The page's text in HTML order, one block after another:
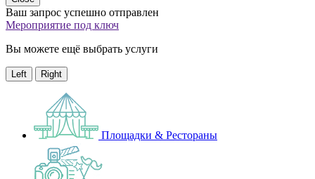
Ваш запрос успешно отправлен
Мероприятие под ключ
Вы можете ещё выбрать услуги
Left Right
Площадки & Рестораны